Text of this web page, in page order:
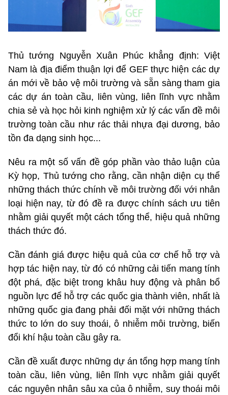
Thủ tướng Nguyễn Xuân Phúc khẳng định: Việt
Nam là địa điểm thuận lợi để GEF thực hiện các dự
án mới về bảo vệ môi trường và sẵn sàng tham gia
các dự án toàn cầu, liên vùng, liên lĩnh vực nhằm
chia sẻ và học hỏi kinh nghiệm xử lý các vấn đề môi
trường toàn cầu như rác thải nhựa đại dương, bảo
tồn đa dạng sinh học...
Nêu ra một số vấn đề góp phần vào thảo luận của
Kỳ họp, Thủ tướng cho rằng, cần nhận diện cụ thể
những thách thức chính về môi trường đối với nhân
loại hiện nay, từ đó đề ra được chính sách ưu tiên
nhằm giải quyết một cách tổng thể, hiệu quả những
thách thức đó.
Cần đánh giá được hiệu quả của cơ chế hỗ trợ và
hợp tác hiện nay, từ đó có những cải tiến mang tính
đột phá, đặc biệt trong khâu huy động và phân bổ
nguồn lực để hỗ trợ các quốc gia thành viên, nhất là
những quốc gia đang phải đối mặt với những thách
thức to lớn do suy thoái, ô nhiễm môi trường, biến
đổi khí hậu toàn cầu gây ra.
Cần đề xuất được những dự án tổng hợp mang tính
toàn cầu, liên vùng, liên lĩnh vực nhằm giải quyết
các nguyên nhân sâu xa của ô nhiễm, suy thoái môi